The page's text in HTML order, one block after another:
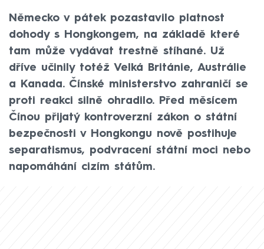
Německo v pátek pozastavilo platnost
dohody s Hongkongem, na základě které
tam může vydávat trestně stíhané. Už
dříve učinily totéž Velká Británie, Austrálie
a Kanada. Čínské ministerstvo zahraničí se
proti reakci silně ohradilo. Před měsícem
Čínou přijatý kontroverzní zákon o státní
bezpečnosti v Hongkongu nově postihuje
separatismus, podvracení státní moci nebo
napomáhání cizím státům.